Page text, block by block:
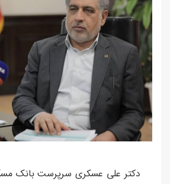
دکتر علی عسکری سرپرست بانک